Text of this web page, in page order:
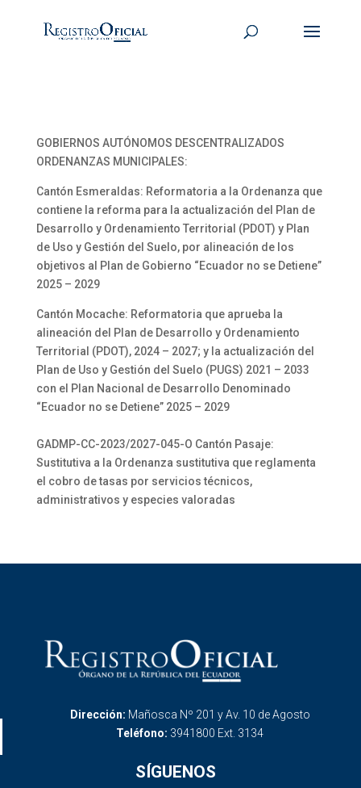
GOBIERNOS AUTÓNOMOS DESCENTRALIZADOS
ORDENANZAS MUNICIPALES:
Cantón Esmeraldas: Reformatoria a la Ordenanza que
contiene la reforma para la actualización del Plan de
Desarrollo y Ordenamiento Territorial (PDOT) y Plan
de Uso y Gestión del Suelo, por alineación de los
objetivos al Plan de Gobierno “Ecuador no se Detiene”
2025 – 2029
Cantón Mocache: Reformatoria que aprueba la
alineación del Plan de Desarrollo y Ordenamiento
Territorial (PDOT), 2024 – 2027; y la actualización del
Plan de Uso y Gestión del Suelo (PUGS) 2021 – 2033
con el Plan Nacional de Desarrollo Denominado
“Ecuador no se Detiene” 2025 – 2029
GADMP-CC-2023/2027-045-O Cantón Pasaje:
Sustitutiva a la Ordenanza sustitutiva que reglamenta
el cobro de tasas por servicios técnicos,
administrativos y especies valoradas
Dirección: Mañosca Nº 201 y Av. 10 de Agosto
Teléfono: 3941800 Ext. 3134
SÍGUENOS